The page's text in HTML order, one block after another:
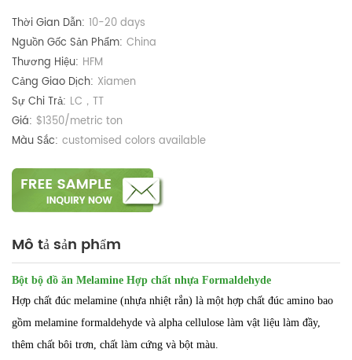
Thời Gian Dẫn: 10-20 days
Nguồn Gốc Sản Phẩm: China
Thương Hiệu: HFM
Cảng Giao Dịch: Xiamen
Sự Chi Trả: LC，TT
Giá: $1350/metric ton
Màu Sắc: customised colors available
Mô tả sản phẩm
Bột bộ đồ ăn Melamine Hợp chất nhựa Formaldehyde
Hợp chất đúc melamine (nhựa nhiệt rắn) là một hợp chất đúc amino bao
gồm melamine formaldehyde và alpha cellulose làm vật liệu làm đầy,
thêm chất bôi trơn, chất làm cứng và bột màu.